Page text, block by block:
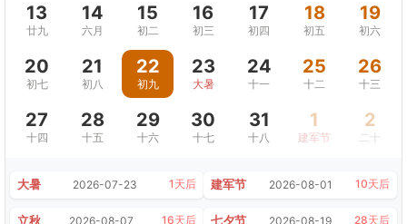
13
廿九
14
六月
15
初二
16
初三
17
初四
18
初五
19
初六
20
初七
21
初八
22
初九
23
大暑
24
十一
25
十二
26
十三
27
十四
28
十五
29
十六
30
十七
31
十八
1
建军节
2
二十
大暑 2026-07-23 1天后 建军节 2026-08-01 10天后
立秋 2026-08-07 16天后 七夕节 2026-08-19 28天后